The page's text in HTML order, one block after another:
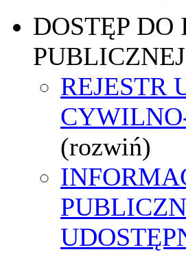
DOSTĘP
PUBLICZNEJ
REJESTR
(rozwiń)